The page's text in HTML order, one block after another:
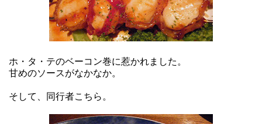
ホ・タ・テのベーコン巻に惹かれました。
甘めのソースがなかなか。
そして、同行者こちら。